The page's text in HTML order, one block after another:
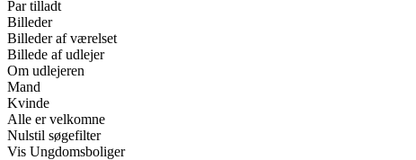
Par tilladt
Billeder
Billeder af værelset
Billede af udlejer
Om udlejeren
Mand
Kvinde
Alle er velkomne
Nulstil søgefilter
Vis Ungdomsboliger